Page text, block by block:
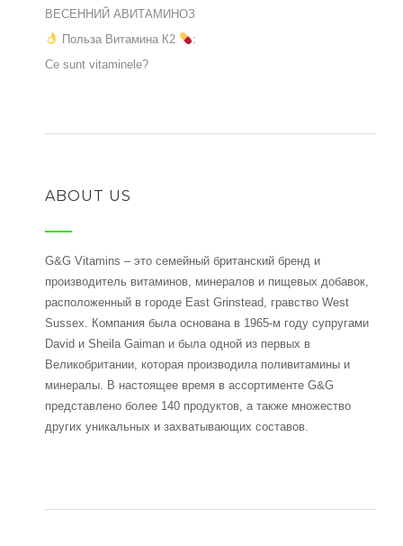
ВЕСЕННИЙ АВИТАМИНОЗ
Польза Витамина К2
:
Ce sunt vitaminele?
ABOUT US
G&G Vitamins – это семейный британский бренд и
производитель витаминов, минералов и пищевых добавок,
расположенный в городе East Grinstead, гравство West
Sussex. Компания была основана в 1965-м году супругами
David и Sheila Gaiman и была одной из первых в
Великобритании, которая производила поливитамины и
минералы. В настоящее время в ассортименте G&G
представлено более 140 продуктов, а также множество
других уникальных и захватывающих составов.